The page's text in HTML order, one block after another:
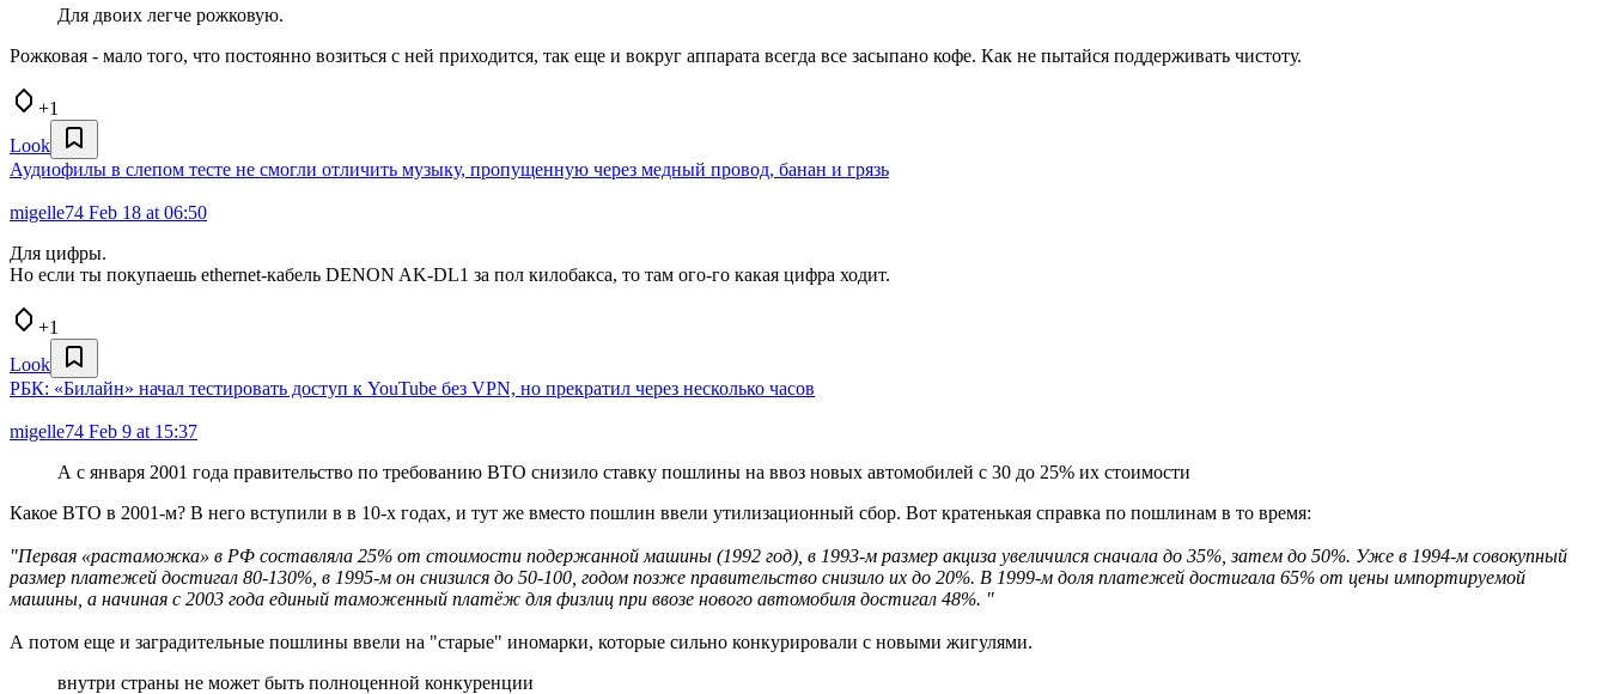
Для двоих легче рожковую.
Рожковая - мало того, что постоянно возиться с ней приходится, так еще и вокруг аппарата всегда все засыпано кофе. Как не пытайся поддерживать чистоту.
+1
Look
Аудиофилы в слепом тесте не смогли отличить музыку, пропущенную через медный провод, банан и грязь
migelle74 Feb 18 at 06:50
Для цифры.
Но если ты покупаешь ethernet-кабель DENON AK-DL1 за пол килобакса, то там ого-го какая цифра ходит.
+1
Look
РБК: «Билайн» начал тестировать доступ к YouTube без VPN, но прекратил через несколько часов
migelle74 Feb 9 at 15:37
А с января 2001 года правительство по требованию ВТО снизило ставку пошлины на ввоз новых автомобилей с 30 до 25% их стоимости
Какое ВТО в 2001-м? В него вступили в в 10-х годах, и тут же вместо пошлин ввели утилизационный сбор. Вот кратенькая справка по пошлинам в то время:
"Первая «растаможка» в РФ составляла 25% от стоимости подержанной машины (1992 год), в 1993-м размер акциза увеличился сначала до 35%, затем до 50%. Уже в 1994-м совокупный
размер платежей достигал 80-130%, в 1995-м он снизился до 50-100, годом позже правительство снизило их до 20%. В 1999-м доля платежей достигала 65% от цены импортируемой
машины, а начиная с 2003 года единый таможенный платёж для физлиц при ввозе нового автомобиля достигал 48%. "
А потом еще и заградительные пошлины ввели на "старые" иномарки, которые сильно конкурировали с новыми жигулями.
внутри страны не может быть полноценной конкуренции